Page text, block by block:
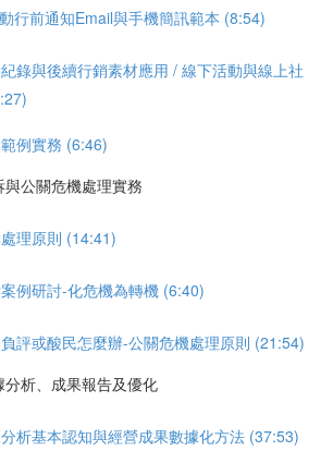
行前通知Email與手機簡訊範本 (8:54)
錄與後續行銷素材應用 / 線下活動與線上社
例實務 (6:46)
公關危機處理實務
理原則 (14:41)
例研討-化危機為轉機 (6:40)
評或酸民怎麼辦-公關危機處理原則 (21:54)
析、成果報告及優化
析基本認知與經營成果數據化方法 (37:53)